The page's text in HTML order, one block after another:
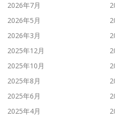
2026年7月
2026年5月
2026年3月
2025年12月
2025年10月
2025年8月
2025年6月
2025年4月